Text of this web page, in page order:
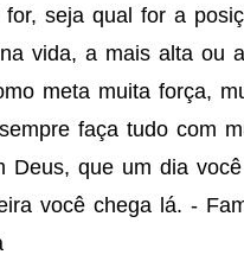
seja qual for a
vida, a mais alta ou
meta muita força,
faça tudo com
Deus, que um dia
você chega lá. -